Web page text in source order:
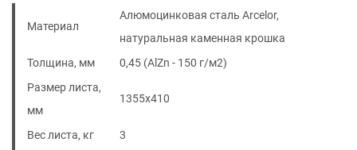
Материал
Алюмоцинковая сталь Arcelor,
натуральная каменная крошка
Толщина, мм
0,45 (AlZn - 150 г/м2)
Размер листа,
мм
1355x410
Вес листа, кг
3